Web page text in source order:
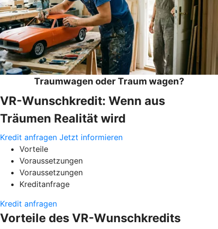
Traumwagen oder Traum wagen?
VR-Wunschkredit: Wenn aus
Träumen Realität wird
Kredit anfragen Jetzt informieren
Vorteile
Voraussetzungen
Voraussetzungen
Kreditanfrage
Kredit anfragen
Vorteile des VR-Wunschkredits